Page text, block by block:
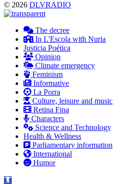
© 2026 DLVRADIO
The decree
In L'Escola with Nuria
Justicia Poética
Opinion
Climate emergency
Feminism
Informative
La Porra
Culture, leisure and music
Retina Fina
Characters
Science and Technology
Health & Wellness
Parliamentary information
International
Humor
Open toolbar